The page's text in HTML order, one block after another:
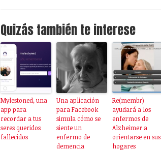
Quizás también te interese
Mylestoned, una
app para
recordar a tus
seres queridos
fallecidos
Una aplicación
para Facebook
simula cómo se
siente un
enfermo de
demencia
Re(membr)
ayudará a los
enfermos de
Alzheimer a
orientarse en sus
hogares